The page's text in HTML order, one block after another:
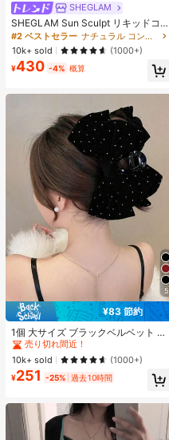
SHEGLAM
SHEGLAM Sun Sculpt リキッドコン
ター-Soft Tan ノーズシャドウ シェ
ーディング 女性と女の子のためのブ
ランドビューティーコスメメイクア
ップ
#2 ベストセラー
ナチュラル コントゥア＆ブロンザー
10k+ sold
(1000+)
¥430 -4% 概算
5
¥83 節約
1個 大サイズ ブラックベルベット リ
ボン ヘアクリップ クリスタルライン
ストーン装飾付き、エレガントな二
重レイヤー フロック加工リボン レデ
ィース用
#1 ベストセラー
ポリエステル 髪の爪
売り切れ間近！
#1 ベストセラー
売り切れ間近！
#1 ベストセラー
売り切れ間近！
#1 ベストセラー
10k+ sold (1000+)
¥251 -25% 過去10時間